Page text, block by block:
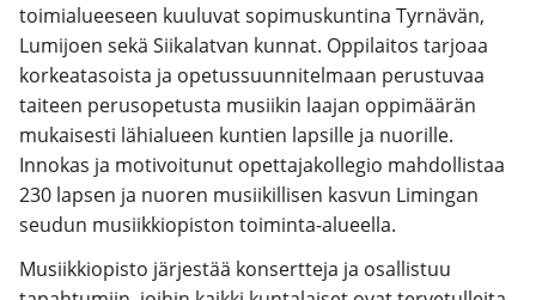
toimialueeseen kuuluvat sopimuskuntina Tyrnävän,
Lumijoen sekä Siikalatvan kunnat. Oppilaitos tarjoaa
korkeatasoista ja opetussuunnitelmaan perustuvaa
taiteen perusopetusta musiikin laajan oppimäärän
mukaisesti lähialueen kuntien lapsille ja nuorille.
Innokas ja motivoitunut opettajakollegio mahdollistaa
230 lapsen ja nuoren musiikillisen kasvun Limingan
seudun musiikkiopiston toiminta-alueella.
Musiikkiopisto järjestää konsertteja ja osallistuu